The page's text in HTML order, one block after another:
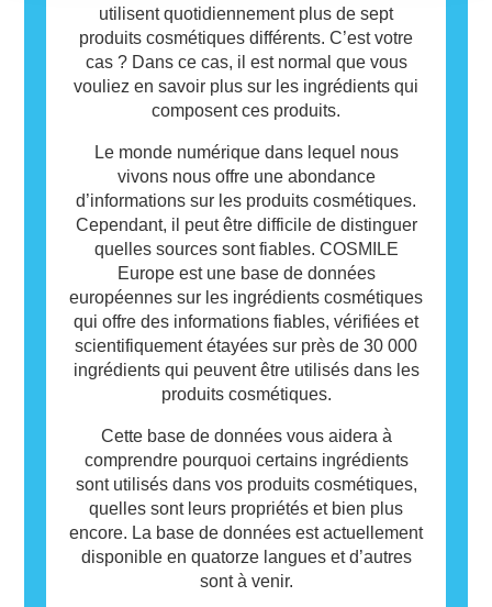
utilisent quotidiennement plus de sept
produits cosmétiques différents. C’est votre
cas ? Dans ce cas, il est normal que vous
vouliez en savoir plus sur les ingrédients qui
composent ces produits.
Le monde numérique dans lequel nous
vivons nous offre une abondance
d’informations sur les produits cosmétiques.
Cependant, il peut être difficile de distinguer
quelles sources sont fiables. COSMILE
Europe est une base de données
européennes sur les ingrédients cosmétiques
qui offre des informations fiables, vérifiées et
scientifiquement étayées sur près de 30 000
ingrédients qui peuvent être utilisés dans les
produits cosmétiques.
Cette base de données vous aidera à
comprendre pourquoi certains ingrédients
sont utilisés dans vos produits cosmétiques,
quelles sont leurs propriétés et bien plus
encore. La base de données est actuellement
disponible en quatorze langues et d’autres
sont à venir.